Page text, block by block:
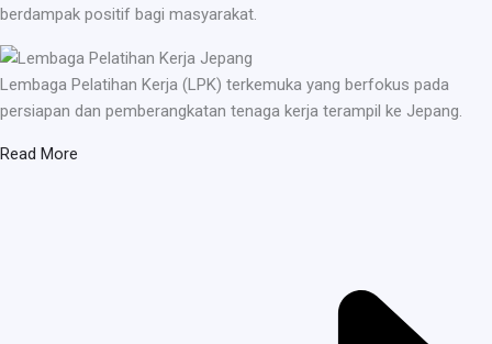
berdampak positif bagi masyarakat.
Lembaga Pelatihan Kerja (LPK) terkemuka yang berfokus pada
persiapan dan pemberangkatan tenaga kerja terampil ke Jepang.
Read More